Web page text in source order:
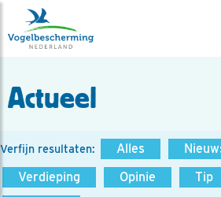
Actueel
Verfijn resultaten: Alles
Verdieping
Opinie Tip